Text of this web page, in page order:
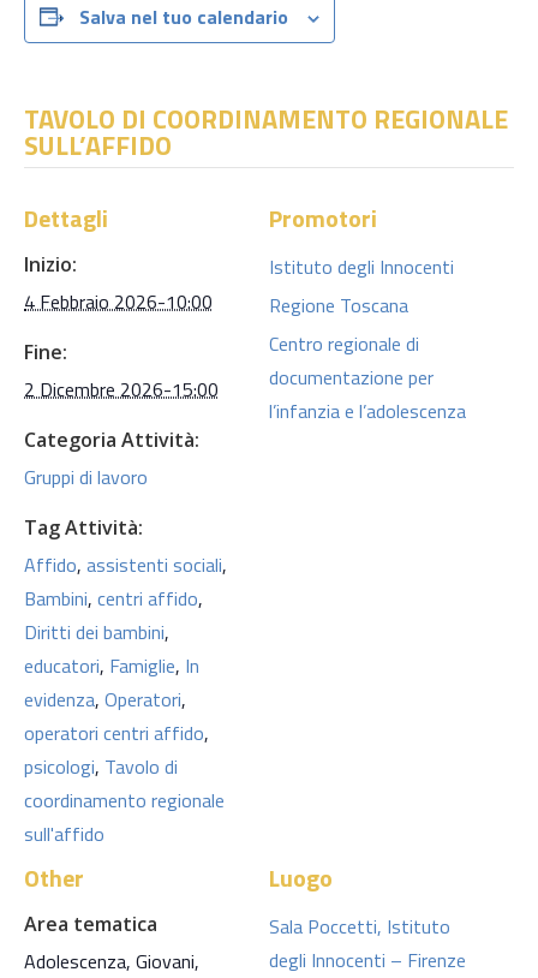
Salva nel tuo calendario
TAVOLO DI COORDINAMENTO REGIONALE
SULL’AFFIDO
Dettagli
Inizio:
4 Febbraio 2026-10:00
Fine:
2 Dicembre 2026-15:00
Categoria Attività:
Gruppi di lavoro
Tag Attività:
Affido, assistenti sociali,
Bambini, centri affido,
Diritti dei bambini,
educatori, Famiglie, In
evidenza, Operatori,
operatori centri affido,
psicologi, Tavolo di
coordinamento regionale
sull'affido
Luogo
Sala Poccetti, Istituto
degli Innocenti – Firenze
Promotori
Istituto degli Innocenti
Regione Toscana
Centro regionale di
documentazione per
l’infanzia e l’adolescenza
Other
Area tematica
Adolescenza, Giovani,